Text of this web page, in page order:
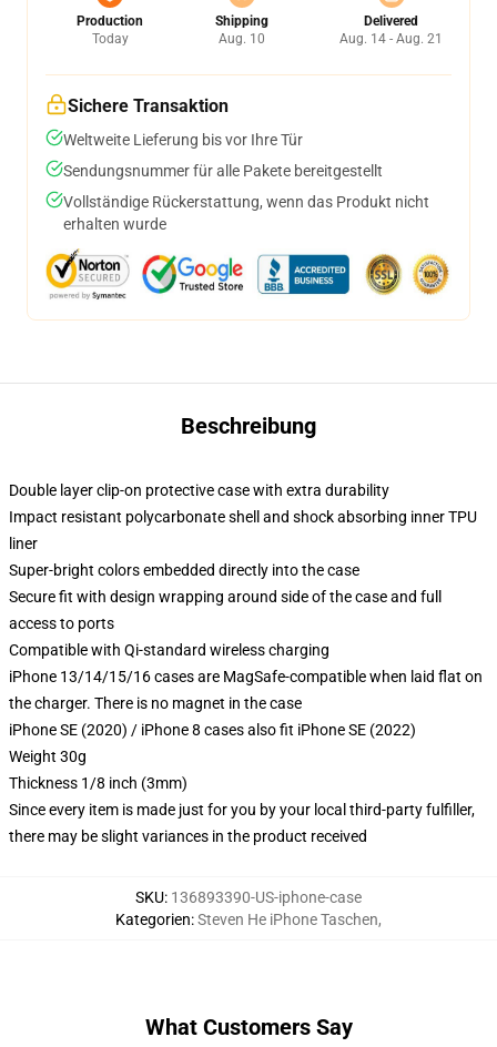
Production
Today
Shipping
Aug. 10
Delivered
Aug. 14 - Aug. 21
Sichere Transaktion
Weltweite Lieferung bis vor Ihre Tür
Sendungsnummer für alle Pakete bereitgestellt
Vollständige Rückerstattung, wenn das Produkt nicht
erhalten wurde
Beschreibung
Double layer clip-on protective case with extra durability
Impact resistant polycarbonate shell and shock absorbing inner TPU
liner
Super-bright colors embedded directly into the case
Secure fit with design wrapping around side of the case and full
access to ports
Compatible with Qi-standard wireless charging
iPhone 13/14/15/16 cases are MagSafe-compatible when laid flat on
the charger. There is no magnet in the case
iPhone SE (2020) / iPhone 8 cases also fit iPhone SE (2022)
Weight 30g
Thickness 1/8 inch (3mm)
Since every item is made just for you by your local third-party fulfiller,
there may be slight variances in the product received
SKU: 136893390-US-iphone-case
Kategorien:Steven He iPhone Taschen,
What Customers Say